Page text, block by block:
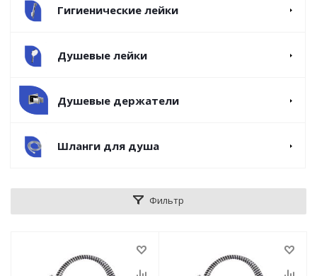
Гигиенические лейки
Душевые лейки
Душевые держатели
Шланги для душа
Фильтр